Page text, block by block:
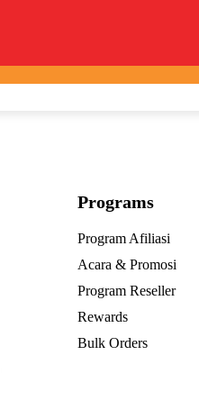
Programs
Program Afiliasi
Acara & Promosi
Program Reseller
Rewards
Bulk Orders